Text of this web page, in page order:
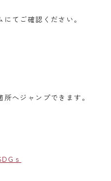
てご確認ください。
へジャンプできます。
ｓ